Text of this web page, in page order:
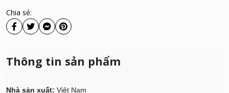
Chia sẻ:
Thông tin sản phẩm
Nhà sản xuất: Việt Nam